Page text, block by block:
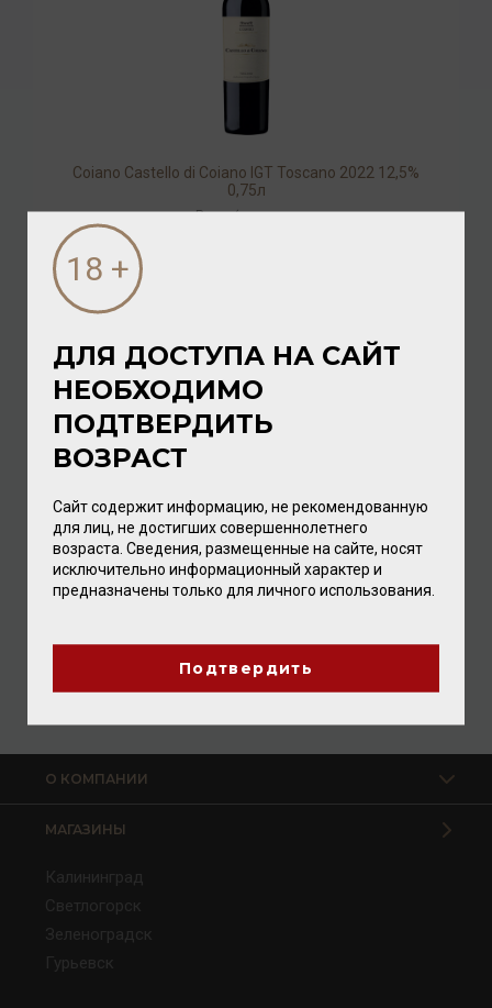
Coiano Castello di Coiano IGT Toscano 2022 12,5%
0,75л
Вино/ красное
Coiano Chianti Pietraia DOCG 2023 13,5% 0,75л
О КОМПАНИИ
МАГАЗИНЫ
Калининград
Светлогорск
Зеленоградск
Гурьевск
ДЛЯ ДОСТУПА НА САЙТ
НЕОБХОДИМО
ПОДТВЕРДИТЬ
ВОЗРАСТ
Сайт содержит информацию, не рекомендованную
для лиц, не достигших совершеннолетнего
возраста. Сведения, размещенные на сайте, носят
исключительно информационный характер и
предназначены только для личного использования.
Подтвердить